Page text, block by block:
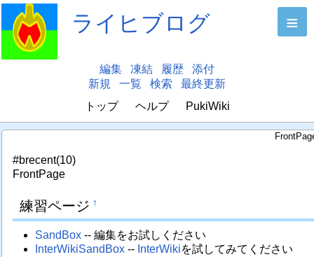
ライヒブログ ≡
編集 凍結 履歴
添付
新規
一覧 検索
最終更新
トップ
ヘルプ PukiWiki
#brecent(10)
FrontPage
練習ページ †
SandBox -- 編集をお試しください
InterWikiSandBox -- InterWikiを試してみてください